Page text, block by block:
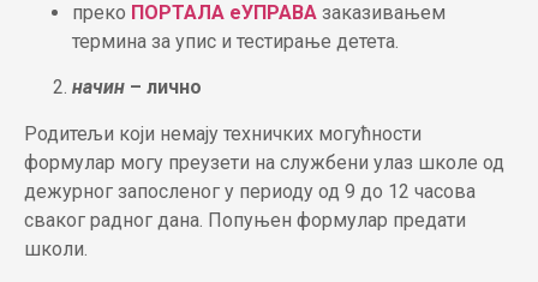
преко ПОРТАЛА еУПРАВА заказивањем
термина за упис и тестирање детета.
начин – лично
Родитељи који немају техничких могућности
формулар могу преузети на службени улаз школе од
дежурног запосленог у периоду од 9 до 12 часова
сваког радног дана. Попуњен формулар предати
школи.